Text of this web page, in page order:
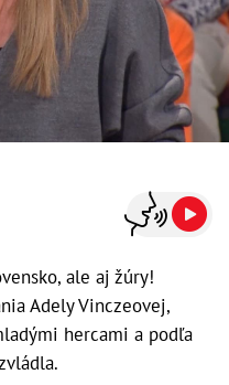
ale aj žúry!
Adely Vinczeovej,
hercami a podľa